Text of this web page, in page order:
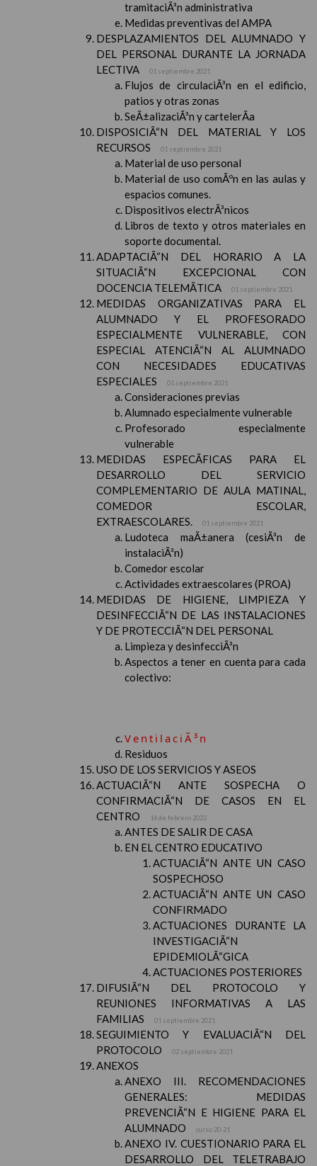
tramitaciÃ³n administrativa
Medidas preventivas del AMPA
DESPLAZAMIENTOS DEL ALUMNADO Y
DEL PERSONAL DURANTE LA JORNADA
LECTIVA
01 septiembre 2021
Flujos de circulaciÃ³n en el edificio,
patios y otras zonas
SeÃ±alizaciÃ³n y cartelerÃ­a
DISPOSICIÃ“N DEL MATERIAL Y LOS
RECURSOS
01 septiembre 2021
Material de uso personal
Material de uso comÃºn en las aulas y
espacios comunes.
Dispositivos electrÃ³nicos
Libros de texto y otros materiales en
soporte documental.
ADAPTACIÃ“N DEL HORARIO A LA
SITUACIÃ“N EXCEPCIONAL CON
DOCENCIA TELEMÃTICA
01 septiembre 2021
MEDIDAS ORGANIZATIVAS PARA EL
ALUMNADO Y EL PROFESORADO
ESPECIALMENTE VULNERABLE, CON
ESPECIAL ATENCIÃ“N AL ALUMNADO
CON NECESIDADES EDUCATIVAS
ESPECIALES
01 septiembre 2021
Consideraciones previas
Alumnado especialmente vulnerable
Profesorado especialmente
vulnerable
MEDIDAS ESPECÃFICAS PARA EL
DESARROLLO DEL SERVICIO
COMPLEMENTARIO DE AULA MATINAL,
COMEDOR ESCOLAR,
EXTRAESCOLARES.
01 septiembre 2021
Ludoteca maÃ±anera (cesiÃ³n de
instalaciÃ³n)
Comedor escolar
Actividades extraescolares (PROA)
MEDIDAS DE HIGIENE, LIMPIEZA Y
DESINFECCIÃ“N DE LAS INSTALACIONES
Y DE PROTECCIÃ“N DEL PERSONAL
Limpieza y desinfecciÃ³n
Aspectos a tener en cuenta para cada
colectivo:
VentilaciÃ³n
Residuos
USO DE LOS SERVICIOS Y ASEOS
ACTUACIÃ“N ANTE SOSPECHA O
CONFIRMACIÃ“N DE CASOS EN EL
CENTRO
14 de febrero 2022
ANTES DE SALIR DE CASA
EN EL CENTRO EDUCATIVO
ACTUACIÃ“N ANTE UN CASO
SOSPECHOSO
ACTUACIÃ“N ANTE UN CASO
CONFIRMADO
ACTUACIONES DURANTE LA
INVESTIGACIÃ“N
EPIDEMIOLÃ“GICA
ACTUACIONES POSTERIORES
DIFUSIÃ“N DEL PROTOCOLO Y
REUNIONES INFORMATIVAS A LAS
FAMILIAS
01 septiembre 2021
SEGUIMIENTO Y EVALUACIÃ“N DEL
PROTOCOLO
02 septiembre 2021
ANEXOS
ANEXO III. RECOMENDACIONES
GENERALES: MEDIDAS
PREVENCIÃ“N E HIGIENE PARA EL
ALUMNADO
curso 20-21
ANEXO IV. CUESTIONARIO PARA EL
DESARROLLO DEL TELETRABAJO